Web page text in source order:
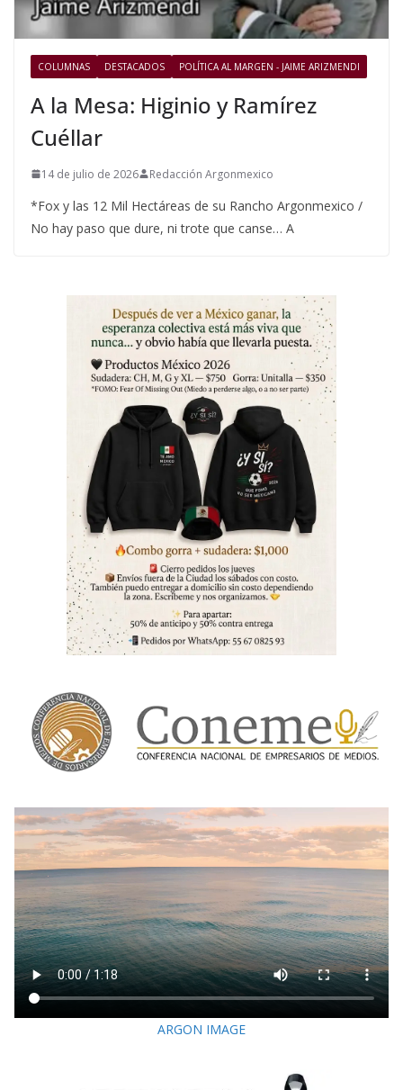
COLUMNAS DESTACADOS POLÍTICA AL MARGEN - JAIME ARIZMENDI
A la Mesa: Higinio y Ramírez
Cuéllar
14 de julio de 2026 Redacción Argonmexico
*Fox y las 12 Mil Hectáreas de su Rancho Argonmexico /
No hay paso que dure, ni trote que canse… A
ARGON IMAGE